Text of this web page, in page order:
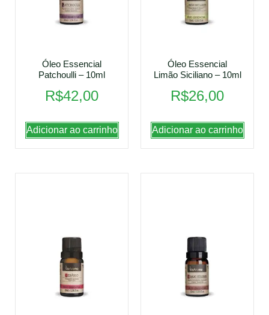
Óleo Essencial
Patchoulli – 10ml
R$42,00
Adicionar ao carrinho
Óleo Essencial
Limão Siciliano – 10ml
R$26,00
Adicionar ao carrinho